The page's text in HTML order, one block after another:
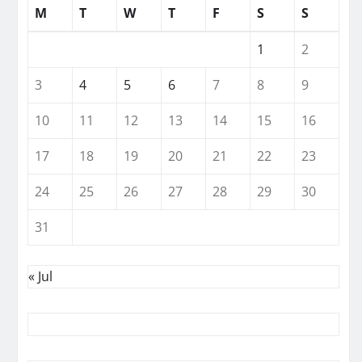
M T W T F S S
1
2
3
4 5 6 7 8
9
10
11 12 13 14 15
16
17
18 19 20 21 22
23
24
25 26 27 28 29
30
31
« Jul